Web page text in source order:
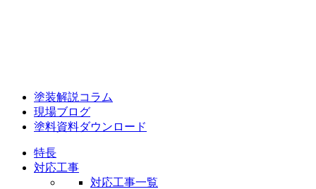
塗装解説コラム
現場ブログ
塗料資料ダウンロード
特長
対応工事
対応工事一覧